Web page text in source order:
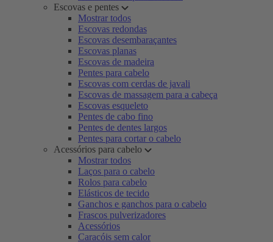
Escovas e pentes
Mostrar todos
Escovas redondas
Escovas desembaraçantes
Escovas planas
Escovas de madeira
Pentes para cabelo
Escovas com cerdas de javali
Escovas de massagem para a cabeça
Escovas esqueleto
Pentes de cabo fino
Pentes de dentes largos
Pentes para cortar o cabelo
Acessórios para cabelo
Mostrar todos
Laços para o cabelo
Rolos para cabelo
Elásticos de tecido
Ganchos e ganchos para o cabelo
Frascos pulverizadores
Acessórios
Caracóis sem calor